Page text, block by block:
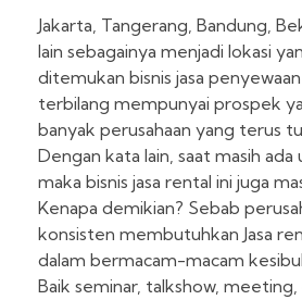
Jakarta, Tangerang, Bandung,
lain sebagainya menjadi lokasi
ditemukan bisnis jasa penyewaan
terbilang mempunyai prospek
banyak perusahaan yang terus
Dengan kata lain, saat masih ada
maka bisnis jasa rental ini juga
Kenapa demikian? Sebab
konsisten membutuhkan Jasa
dalam bermacam-macam
Baik seminar, talkshow,